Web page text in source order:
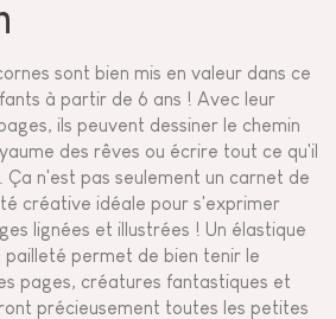
sont bien mis en valeur dans ce
à partir de 6 ans ! Avec leur
ils peuvent dessiner le chemin
des rêves ou écrire tout ce qu'il
Ça n'est pas seulement un carnet de
créative idéale pour s'exprimer
lignées et illustrées ! Un élastique
permet de bien tenir le
pages, créatures fantastiques et
précieusement toutes les petites